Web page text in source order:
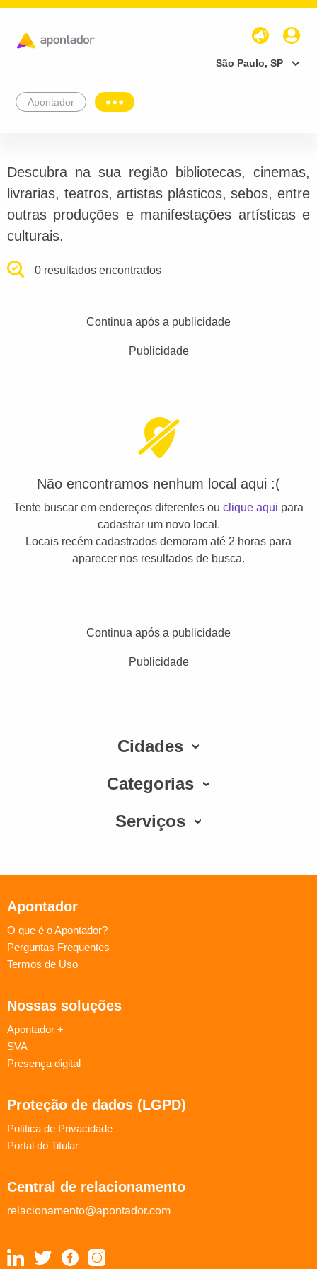
São Paulo, SP
Apontador
Descubra na sua região bibliotecas, cinemas,
livrarias, teatros, artistas plásticos, sebos, entre
outras produções e manifestações artísticas e
culturais.
0 resultados encontrados
Continua após a publicidade
Publicidade
Não encontramos nenhum local aqui :(
Tente buscar em endereços diferentes ou clique aqui para
cadastrar um novo local.
Locais recém cadastrados demoram até 2 horas para
aparecer nos resultados de busca.
Continua após a publicidade
Publicidade
Cidades
Categorias
Serviços
Apontador
O que é o Apontador?
Perguntas Frequentes
Termos de Uso
Nossas soluções
Apontador +
SVA
Presença digital
Proteção de dados (LGPD)
Política de Privacidade
Portal do Titular
Central de relacionamento
relacionamento@apontador.com